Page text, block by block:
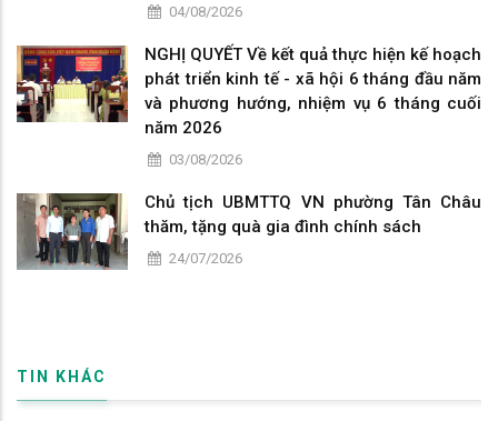
04/08/2026
NGHỊ QUYẾT Về kết quả thực hiện kế hoạch
phát triển kinh tế - xã hội 6 tháng đầu năm
và phương hướng, nhiệm vụ 6 tháng cuối
năm 2026
03/08/2026
Chủ tịch UBMTTQ VN phường Tân Châu
thăm, tặng quà gia đình chính sách
24/07/2026
TIN KHÁC